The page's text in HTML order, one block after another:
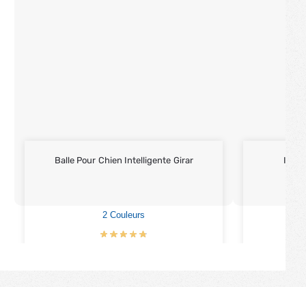
Balle Pour Chien Intelligente Girar
2 Couleurs